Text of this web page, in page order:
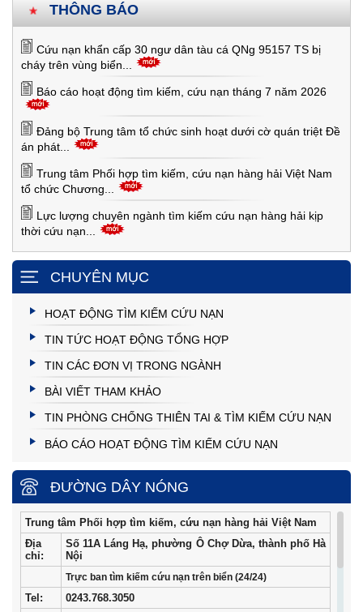
THÔNG BÁO
Cứu nạn khẩn cấp 30 ngư dân tàu cá QNg 95157 TS bị
cháy trên vùng biển...
Báo cáo hoạt động tìm kiếm, cứu nạn tháng 7 năm 2026
Đảng bộ Trung tâm tổ chức sinh hoạt dưới cờ quán triệt Đề
án phát...
Trung tâm Phối hợp tìm kiếm, cứu nạn hàng hải Việt Nam
tổ chức Chương...
Lực lượng chuyên ngành tìm kiếm cứu nạn hàng hải kịp
thời cứu nạn...
CHUYÊN MỤC
HOẠT ĐỘNG TÌM KIẾM CỨU NẠN
TIN TỨC HOẠT ĐỘNG TỔNG HỢP
TIN CÁC ĐƠN VỊ TRONG NGÀNH
BÀI VIẾT THAM KHẢO
TIN PHÒNG CHỐNG THIÊN TAI & TÌM KIẾM CỨU NẠN
BÁO CÁO HOẠT ĐỘNG TÌM KIẾM CỨU NẠN
ĐƯỜNG DÂY NÓNG
Trung tâm Phối hợp tìm kiếm, cứu nạn hàng hải Việt Nam
Địa
chỉ:
Số 11A Láng Hạ, phường Ô Chợ Dừa, thành phố Hà
Nội
Trực ban tìm kiếm cứu nạn trên biển (24/24)
Tel :
0243.768.3050